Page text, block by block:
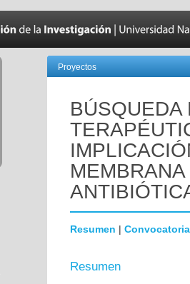
Proyectos
BÚSQUEDA
Resumen | Convocatoria
Resumen